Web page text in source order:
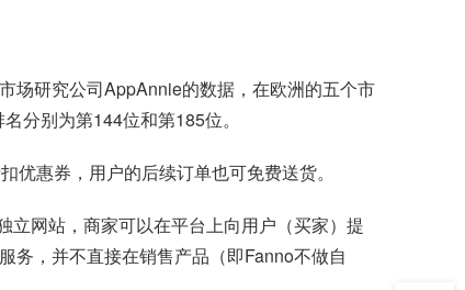
场研究公司AppAnnie的数据，在欧洲的五个市
分别为第144位和第185位。
惠券，用户的后续订单也可免费送货。
网站，商家可以在平台上向用户（买家）提
务，并不直接在销售产品（即Fanno不做自